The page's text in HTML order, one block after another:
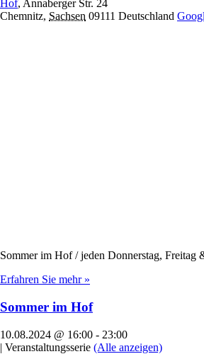
Hof, Annaberger Str. 24
Chemnitz, Sachsen 09111 Deutschland
Sommer im Hof / jeden Donnerstag, Freitag
Erfahren Sie mehr »
Sommer im Hof
10.08.2024 @ 16:00 - 23:00
| Veranstaltungsserie (Alle anzeigen)